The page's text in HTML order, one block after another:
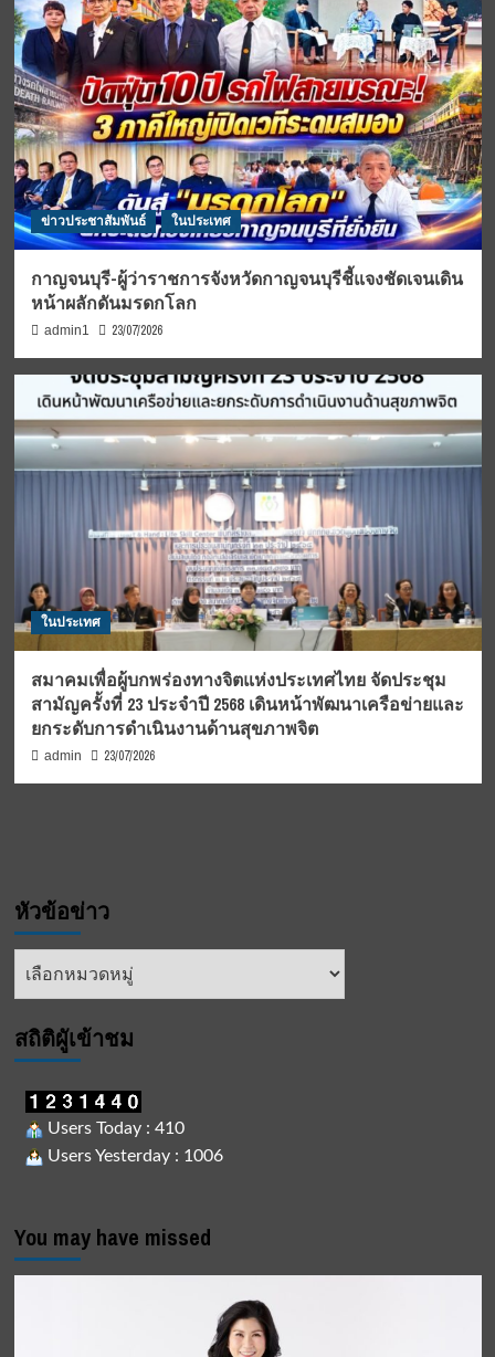
ข่าวประชาสัมพันธ์ ในประเทศ
กาญจนบุรี-ผู้ว่าราชการจังหวัดกาญจนบุรีชี้แจงชัดเจนเดิน
หน้าผลักดันมรดกโลก
admin1 23/07/2026
ในประเทศ
สมาคมเพื่อผู้บกพร่องทางจิตแห่งประเทศไทย จัดประชุม
สามัญครั้งที่ 23 ประจำปี 2568 เดินหน้าพัฒนาเครือข่ายและ
ยกระดับการดำเนินงานด้านสุขภาพจิต
admin 23/07/2026
หัวข้อข่าว
หัวข้อ
สถิติผูัเข้าชม
Users Today : 410
Users Yesterday : 1006
You may have missed